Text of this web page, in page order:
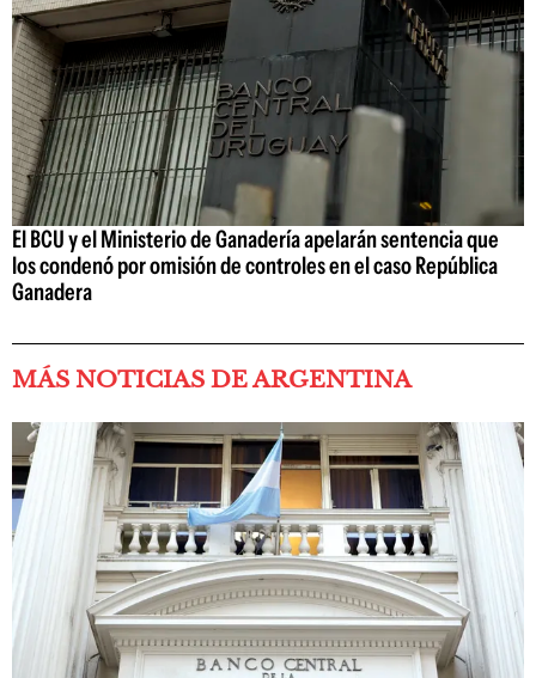
El BCU y el Ministerio de Ganadería apelarán sentencia que
los condenó por omisión de controles en el caso República
Ganadera
MÁS NOTICIAS DE ARGENTINA